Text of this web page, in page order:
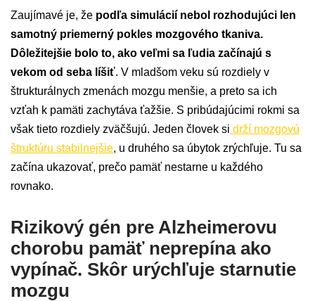
Zaujímavé je, že podľa simulácií nebol rozhodujúci len
samotný priemerný pokles mozgového tkaniva.
Dôležitejšie bolo to, ako veľmi sa ľudia začínajú s
vekom od seba líšiť. V mladšom veku sú rozdiely v
štrukturálnych zmenách mozgu menšie, a preto sa ich
vzťah k pamäti zachytáva ťažšie. S pribúdajúcimi rokmi sa
však tieto rozdiely zväčšujú. Jeden človek si drží mozgovú
štruktúru stabilnejšie, u druhého sa úbytok zrýchľuje. Tu sa
začína ukazovať, prečo pamäť nestarne u každého
rovnako.
Rizikový gén pre Alzheimerovu
chorobu pamäť neprepína ako
vypínač. Skôr urýchľuje starnutie
mozgu